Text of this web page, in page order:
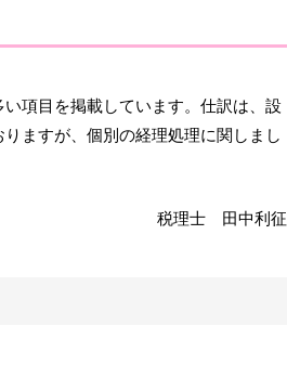
項目を掲載しています。仕訳は、設
ますが、個別の経理処理に関しまし
税理士 田中利征